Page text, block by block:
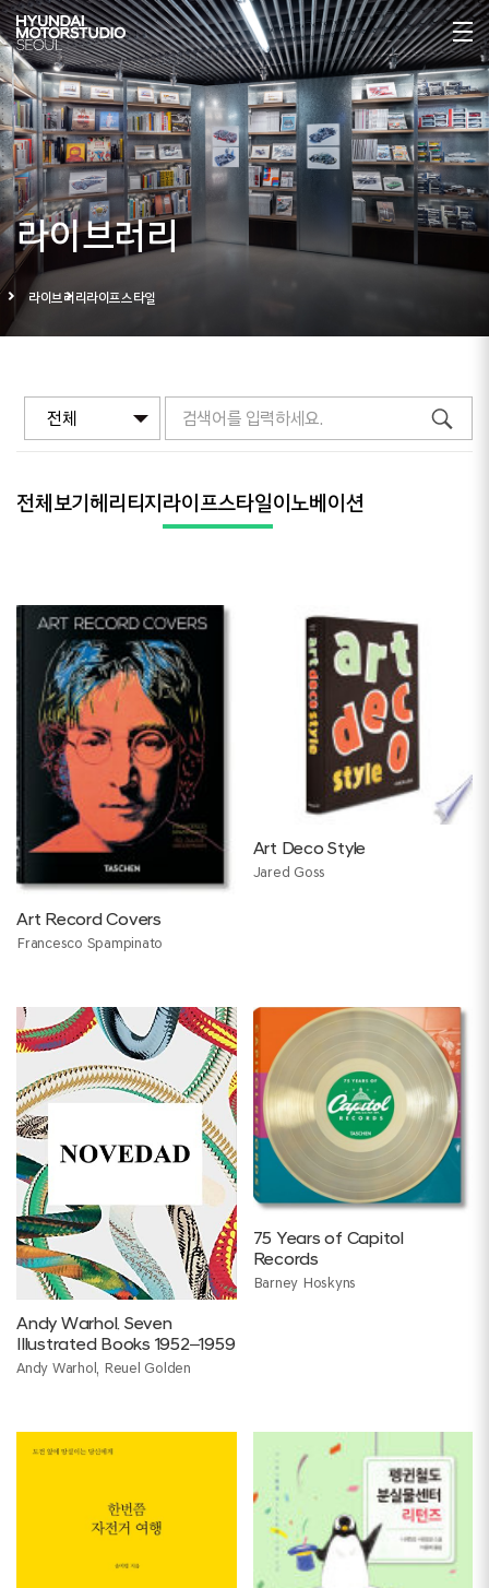
라이브러리
라이브러리라이프스타일
전체보기헤리티지라이프스타일이노베이션
Art Record Covers
Francesco Spampinato
Art Deco Style
Jared Goss
Andy Warhol. Seven
Illustrated Books 1952–1959
Andy Warhol, Reuel Golden
75 Years of Capitol
Records
Barney Hoskyns